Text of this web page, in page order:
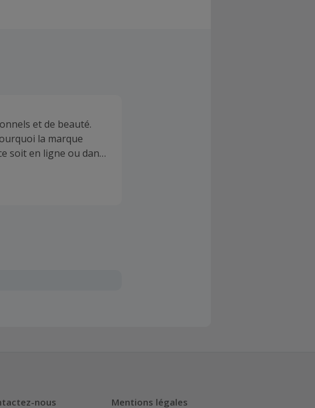
et de beauté.
la marque
soit en ligne ou dans
nous Mentions légales